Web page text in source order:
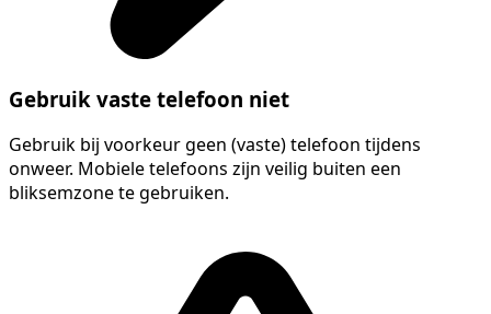
Gebruik vaste telefoon niet
Gebruik bij voorkeur geen (vaste) telefoon tijdens
onweer. Mobiele telefoons zijn veilig buiten een
bliksemzone te gebruiken.